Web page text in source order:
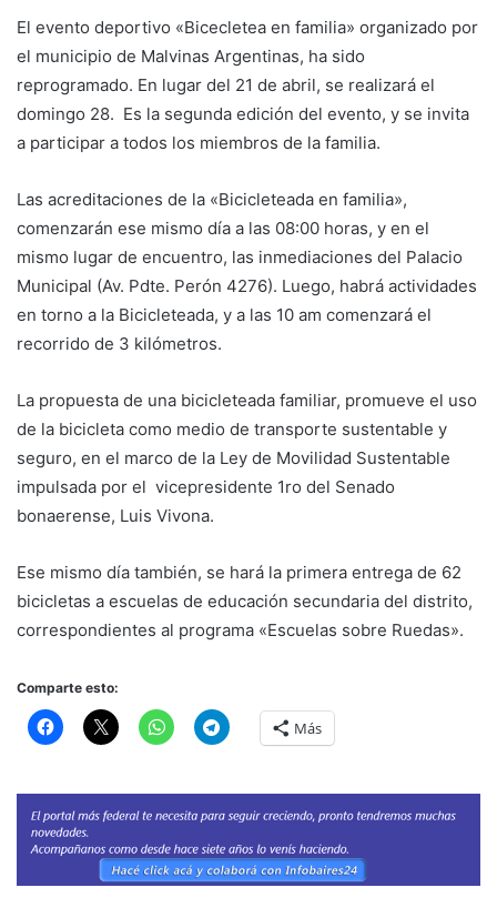
El evento deportivo «Bicecletea en familia» organizado por
el municipio de Malvinas Argentinas, ha sido
reprogramado. En lugar del 21 de abril, se realizará el
domingo 28. Es la segunda edición del evento, y se invita
a participar a todos los miembros de la familia.
Las acreditaciones de la «Bicicleteada en familia»,
comenzarán ese mismo día a las 08:00 horas, y en el
mismo lugar de encuentro, las inmediaciones del Palacio
Municipal (Av. Pdte. Perón 4276). Luego, habrá actividades
en torno a la Bicicleteada, y a las 10 am comenzará el
recorrido de 3 kilómetros.
La propuesta de una bicicleteada familiar, promueve el uso
de la bicicleta como medio de transporte sustentable y
seguro, en el marco de la Ley de Movilidad Sustentable
impulsada por el vicepresidente 1ro del Senado
bonaerense, Luis Vivona.
Ese mismo día también, se hará la primera entrega de 62
bicicletas a escuelas de educación secundaria del distrito,
correspondientes al programa «Escuelas sobre Ruedas».
Comparte esto:
Más